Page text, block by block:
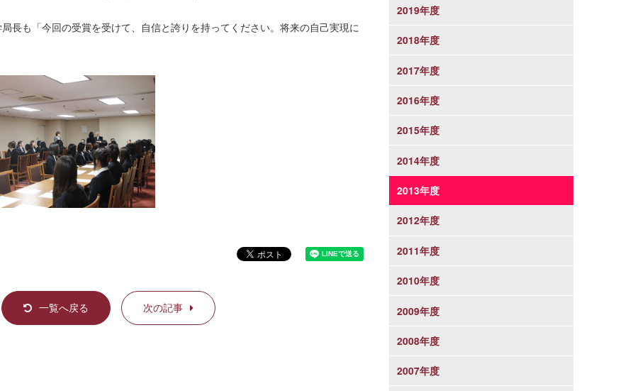
も「今回の受賞を受けて、自信と誇りを持ってください。将来の自己実現に
一覧へ戻る 次の記事
2019年度
2018年度
2017年度
2016年度
2015年度
2014年度
2013年度
2012年度
2011年度
2010年度
2009年度
2008年度
2007年度